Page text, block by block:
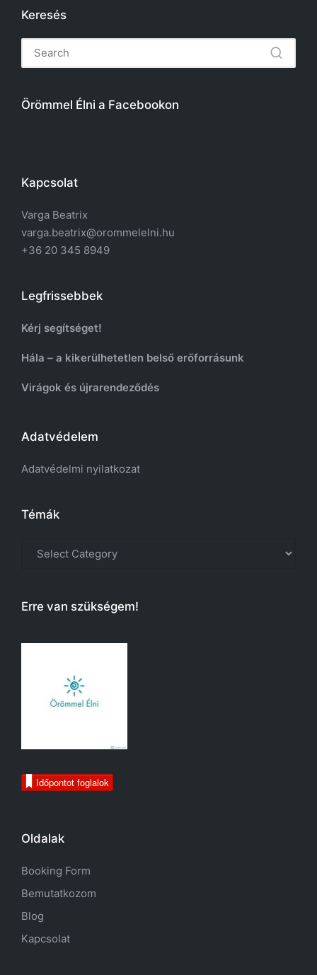
Keresés
Örömmel Élni a Facebookon
Kapcsolat
Varga Beatrix
varga.beatrix@orommelelni.hu
+36 20 345 8949
Legfrissebbek
Kérj segítséget!
Hála – a kikerülhetetlen belső erőforrásunk
Virágok és újrarendeződés
Adatvédelem
Adatvédelmi nyilatkozat
Témák
Erre van szükségem!
Időpontot foglalok
Oldalak
Booking Form
Bemutatkozom
Blog
Kapcsolat